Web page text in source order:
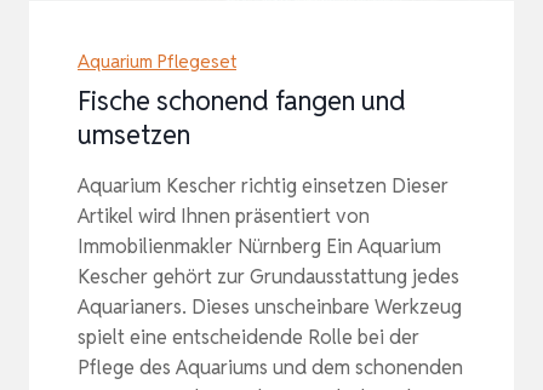
Aquarium Pflegeset
Fische schonend fangen und
umsetzen
Aquarium Kescher richtig einsetzen Dieser
Artikel wird Ihnen präsentiert von
Immobilienmakler Nürnberg Ein Aquarium
Kescher gehört zur Grundausstattung jedes
Aquarianers. Dieses unscheinbare Werkzeug
spielt eine entscheidende Rolle bei der
Pflege des Aquariums und dem schonenden